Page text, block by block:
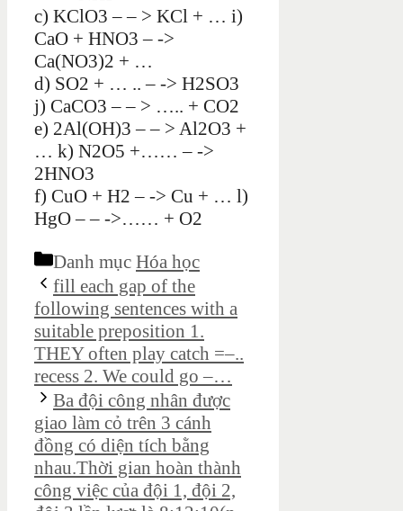
c) KClO3 – – > KCl + … i)
CaO + HNO3 – ->
Ca(NO3)2 + …
d) SO2 + … .. – -> H2SO3
j) CaCO3 – – > ….. + CO2
e) 2Al(OH)3 – – > Al2O3 +
… k) N2O5 +…… – ->
2HNO3
f) CuO + H2 – -> Cu + … l)
HgO – – ->…… + O2
Danh mục Hóa học
fill each gap of the
following sentences with a
suitable preposition 1.
THEY often play catch =–..
recess 2. We could go –…
Ba đội công nhân được
giao làm cỏ trên 3 cánh
đồng có diện tích bằng
nhau.Thời gian hoàn thành
công việc của đội 1, đội 2,